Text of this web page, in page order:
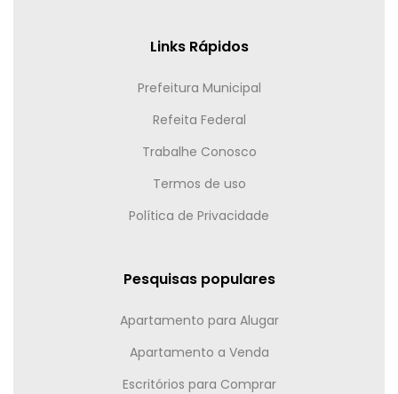
Links Rápidos
Prefeitura Municipal
Refeita Federal
Trabalhe Conosco
Termos de uso
Política de Privacidade
Pesquisas populares
Apartamento para Alugar
Apartamento a Venda
Escritórios para Comprar